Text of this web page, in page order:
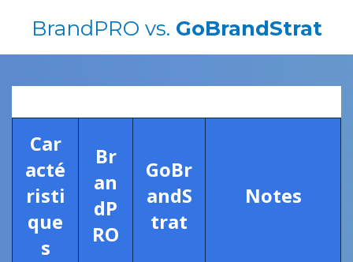
BrandPRO vs. GoBrandStrat
Car
acté
risti
que
s
Br
an
dP
RO
GoBr
andS
trat
Notes